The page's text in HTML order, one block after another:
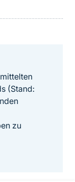
(Stand:
zu